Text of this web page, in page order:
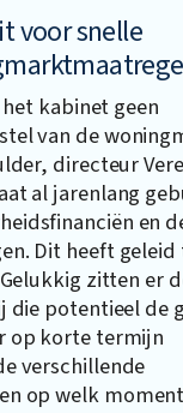
voor snelle
kabinet geen
van de
directeur
al jarenlang
en
Dit heeft geleid
zitten er
die potentieel de
op korte termijn
verschillende
op welk